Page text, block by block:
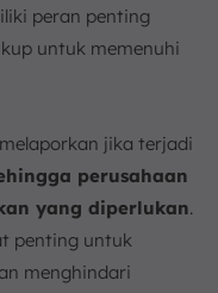
peran penting
untuk memenuhi
jika terjadi
perusahaan
yang diperlukan.
penting untuk
menghindari